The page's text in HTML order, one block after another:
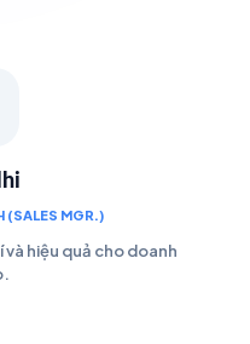
(SALES MGR.)
và hiệu quả cho doanh